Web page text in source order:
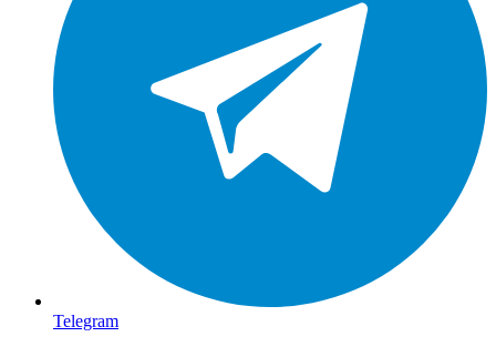
Telegram